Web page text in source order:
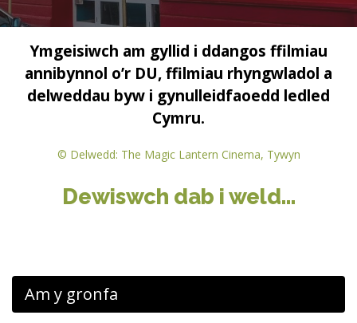
Ymgeisiwch am gyllid i ddangos ffilmiau
annibynnol o’r DU, ffilmiau rhyngwladol a
delweddau byw i gynulleidfaoedd ledled
Cymru.
© ​Delwedd: The Magic Lantern Cinema, Tywyn
Dewiswch dab i weld...
Am y gronfa